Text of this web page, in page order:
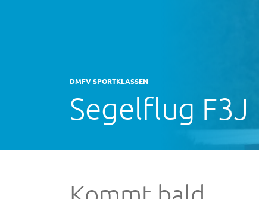
DMFV SPORTKLASSEN
Segelflug F3J